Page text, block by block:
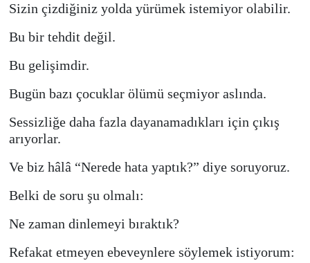
Sizin çizdiğiniz yolda yürümek istemiyor olabilir.
Bu bir tehdit değil.
Bu gelişimdir.
Bugün bazı çocuklar ölümü seçmiyor aslında.
Sessizliğe daha fazla dayanamadıkları için çıkış
arıyorlar.
Ve biz hâlâ “Nerede hata yaptık?” diye soruyoruz.
Belki de soru şu olmalı:
Ne zaman dinlemeyi bıraktık?
Refakat etmeyen ebeveynlere söylemek istiyorum: